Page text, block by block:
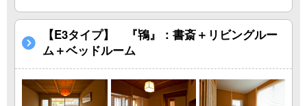
【E3タイプ】 『鴇』：書斎＋リビングルー
ム＋ベッドルーム